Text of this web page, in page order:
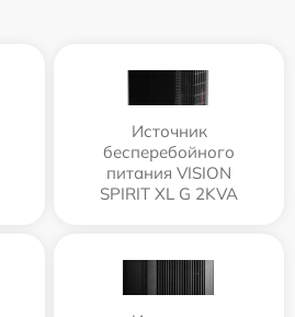
Источник
бесперебойного
питания VISION
SPIRIT XL G 2KVA